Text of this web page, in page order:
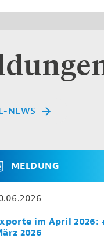
NEWS
MELDUNG
im April 2026:
2026